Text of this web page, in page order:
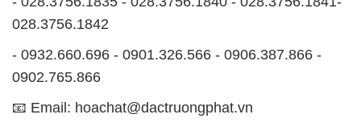
📧 Email: hoachat@dactruongphat.vn
ĐỊA CHỈ
1229C Quốc lộ 1A, Phường Bình Trị Đông B,
Quận Bình Tân, TP. Hồ Chí Minh